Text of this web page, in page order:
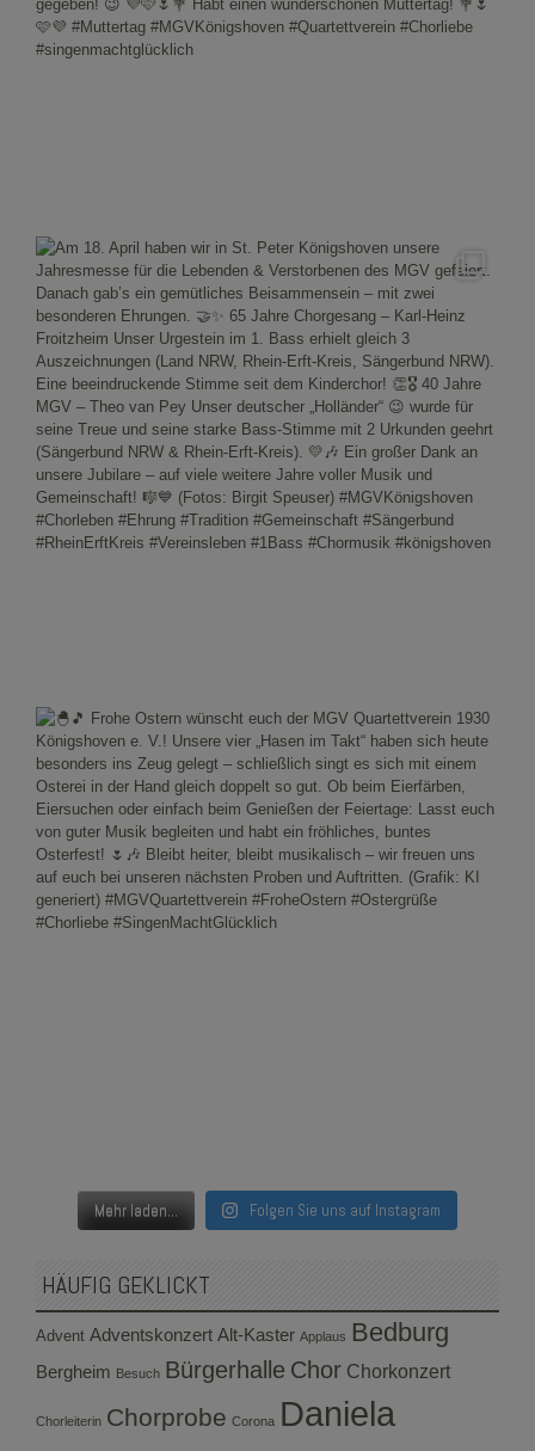
Mehr laden... Folgen Sie uns auf Instagram
HÄUFIG GEKLICKT
Advent Adventskonzert Alt-Kaster Applaus Bedburg
Bergheim Besuch Bürgerhalle Chor Chorkonzert
Chorleiterin Chorprobe Corona Daniela